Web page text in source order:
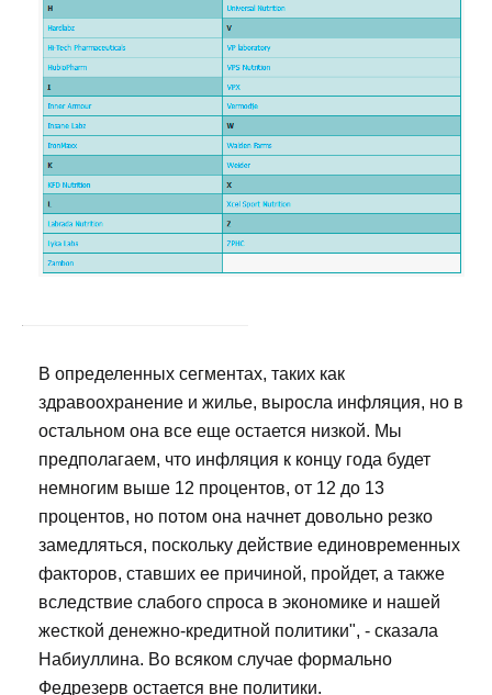
В определенных сегментах, таких как
здравоохранение и жилье, выросла инфляция, но в
остальном она все еще остается низкой. Мы
предполагаем, что инфляция к концу года будет
немногим выше 12 процентов, от 12 до 13
процентов, но потом она начнет довольно резко
замедляться, поскольку действие единовременных
факторов, ставших ее причиной, пройдет, а также
вследствие слабого спроса в экономике и нашей
жесткой денежно-кредитной политики", - сказала
Набиуллина. Во всяком случае формально
Федрезерв остается вне политики.